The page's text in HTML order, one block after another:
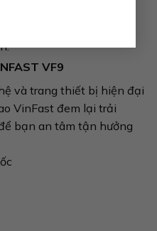
điện tử
VF9
và trang thiết bị hiện đại
VinFast đem lại trải
bạn an tâm tận hưởng